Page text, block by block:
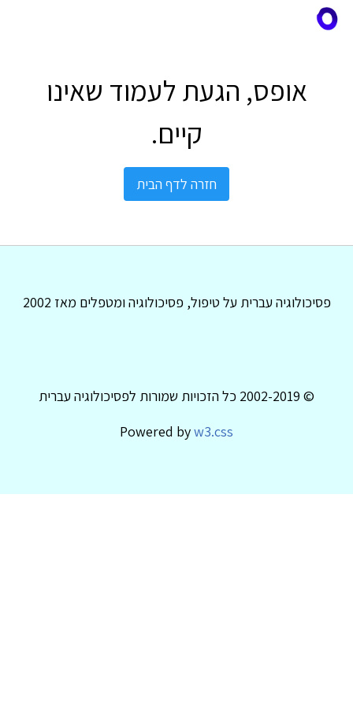
אופס, הגעת לעמוד שאינו
קיים.
חזרה לדף הבית
פסיכולוגיה עברית על טיפול, פסיכולוגיה ומטפלים מאז 2002
© 2002-2019 כל הזכויות שמורות לפסיכולוגיה עברית
Powered byw3.css